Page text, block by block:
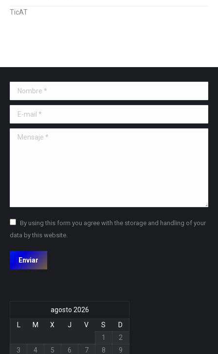
TicAT
Nombre *
E-mail *
Mensaje *
By using this form you agree with the storage and handling of your
data by this website.
Enviar
agosto 2026
L
M X J V S
D
1
2
3
4 5 6 7 8 9